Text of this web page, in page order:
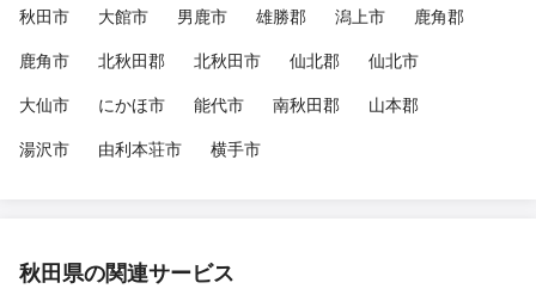
秋田市
大館市 男鹿市 雄勝郡 潟上市
鹿角郡
鹿角市
北秋田郡 北秋田市 仙北郡
仙北市
大仙市
にかほ市 能代市 南秋田郡
山本郡
湯沢市
由利本荘市 横手市
秋田県の関連サービス